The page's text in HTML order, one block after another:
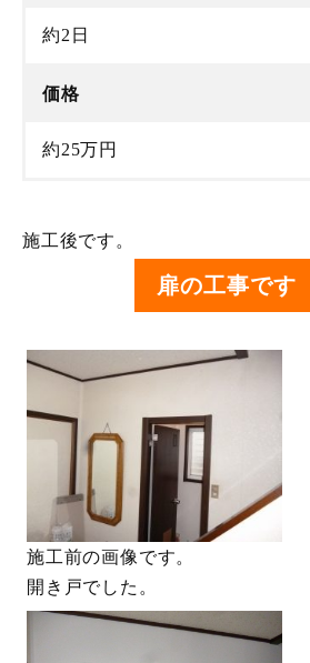
約2日
価格
約25万円
施工後です。
扉の工事です
施工前の画像です。
開き戸でした。